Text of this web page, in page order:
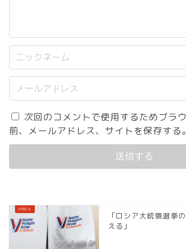
次回のコメントで使用するためブラ
前、メールアドレス、サイトを保存する。
「ロシア大統領選挙
える」